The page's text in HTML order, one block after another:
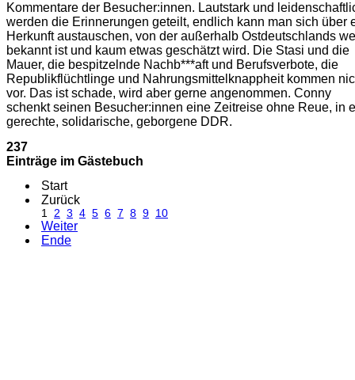
Kommentare der Besucher:innen. Lautstark und
werden die Erinnerungen geteilt, endlich kann man sich über
Herkunft austauschen, von der außerhalb Ostdeutschlands
bekannt ist und kaum etwas geschätzt wird. Die Stasi und die
Mauer, die bespitzelnde Nachb***aft und Berufsverbote, die
Republikflüchtlinge und Nahrungsmittelknappheit kommen
vor. Das ist schade, wird aber gerne angenommen. Conny
schenkt seinen Besucher:innen eine Zeitreise ohne Reue, in
gerechte, solidarische, geborgene DDR.
237
Einträge im Gästebuch
Start
Zurück
1 2 3 4 5 6 7 8 9 10
Weiter
Ende